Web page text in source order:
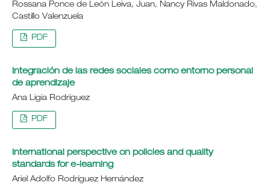
Rossana Ponce de León Leiva, Juan, Nancy Rivas Maldonado,
Castillo Valenzuela
PDF
Integración de las redes sociales como entorno personal
de aprendizaje
Ana Ligia Rodríguez
PDF
International perspective on policies and quality
standards for e-learning
Ariel Adolfo Rodríguez Hernández